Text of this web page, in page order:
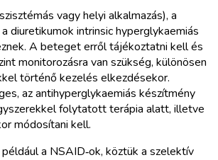
vagy helyi alkalmazás), a
diuretikumok intrinsic hyperglykaemiás
A beteget erről tájékoztatni kell és
monitorozásra van szükség, különösen
történő kezelés elkezdésekor.
az antihyperglykaemiás készítmény
folytatott terápia alatt, illetve
módosítani kell.
a NSAID‑ok, köztük a szelektív